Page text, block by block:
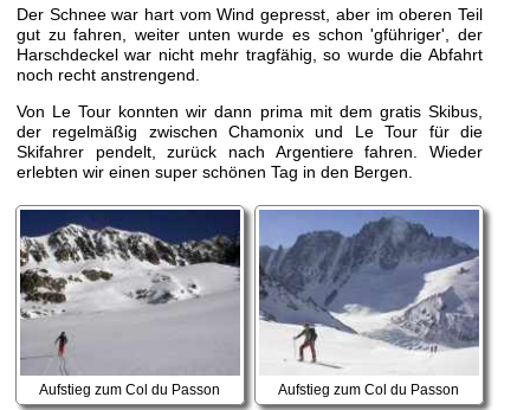
Der Schnee war hart vom Wind gepresst, aber im oberen Teil
gut zu fahren, weiter unten wurde es schon 'gführiger', der
Harschdeckel war nicht mehr tragfähig, so wurde die Abfahrt
noch recht anstrengend.
Von Le Tour konnten wir dann prima mit dem gratis Skibus,
der regelmäßig zwischen Chamonix und Le Tour für die
Skifahrer pendelt, zurück nach Argentiere fahren. Wieder
erlebten wir einen super schönen Tag in den Bergen.
Aufstieg zum Col du Passon Aufstieg zum Col du Passon